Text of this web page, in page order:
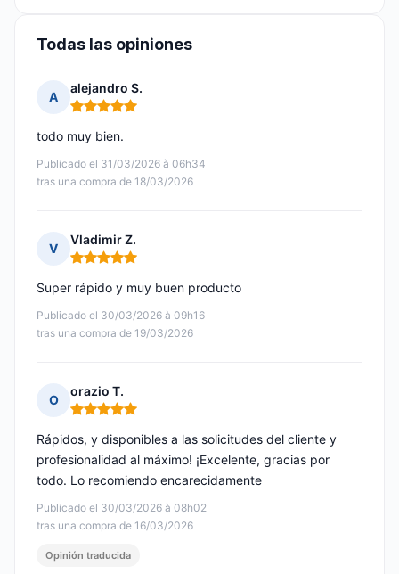
Todas las opiniones
A
alejandro S.
Nota: 5 de 5
Publicado el 31/03/2026 à 06h34
tras una compra de 18/03/2026
todo muy bien.
V
Vladimir Z.
Nota: 5 de 5
Publicado el 30/03/2026 à 09h16
tras una compra de 19/03/2026
Super rápido y muy buen producto
O
orazio T.
Nota: 5 de 5
Publicado el 30/03/2026 à 08h02
tras una compra de 16/03/2026
Rápidos, y disponibles a las solicitudes del cliente y
profesionalidad al máximo! ¡Excelente, gracias por
todo. Lo recomiendo encarecidamente
Opinión traducida